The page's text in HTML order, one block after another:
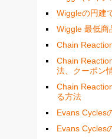
Wiggleの円建
Wiggle 最低商
Chain
Chain
法、クーポン
Chain
る方法
Evans Cycles
Evans Cycles